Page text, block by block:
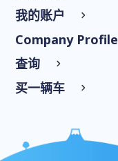
我的账户
Company Profile
查询
买一辆车